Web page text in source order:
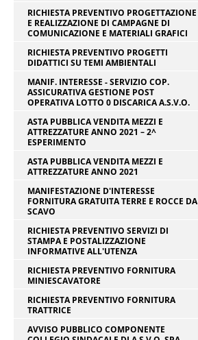
RICHIESTA PREVENTIVO PROGETTAZIONE
E REALIZZAZIONE DI CAMPAGNE DI
COMUNICAZIONE E MATERIALI GRAFICI
RICHIESTA PREVENTIVO PROGETTI
DIDATTICI SU TEMI AMBIENTALI
MANIF. INTERESSE - SERVIZIO COP.
ASSICURATIVA GESTIONE POST
OPERATIVA LOTTO 0 DISCARICA A.S.V.O.
ASTA PUBBLICA VENDITA MEZZI E
ATTREZZATURE ANNO 2021 – 2^
ESPERIMENTO
ASTA PUBBLICA VENDITA MEZZI E
ATTREZZATURE ANNO 2021
MANIFESTAZIONE D'INTERESSE
FORNITURA GRATUITA TERRE E ROCCE DA
SCAVO
RICHIESTA PREVENTIVO SERVIZI DI
STAMPA E POSTALIZZAZIONE
INFORMATIVE ALL'UTENZA
RICHIESTA PREVENTIVO FORNITURA
MINIESCAVATORE
RICHIESTA PREVENTIVO FORNITURA
TRATTRICE
AVVISO PUBBLICO COMPONENTE